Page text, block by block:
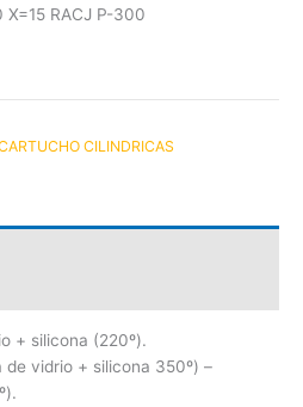
RACJ P-300
CILINDRICAS
+ silicona (220º).
de vidrio + silicona 350º) –